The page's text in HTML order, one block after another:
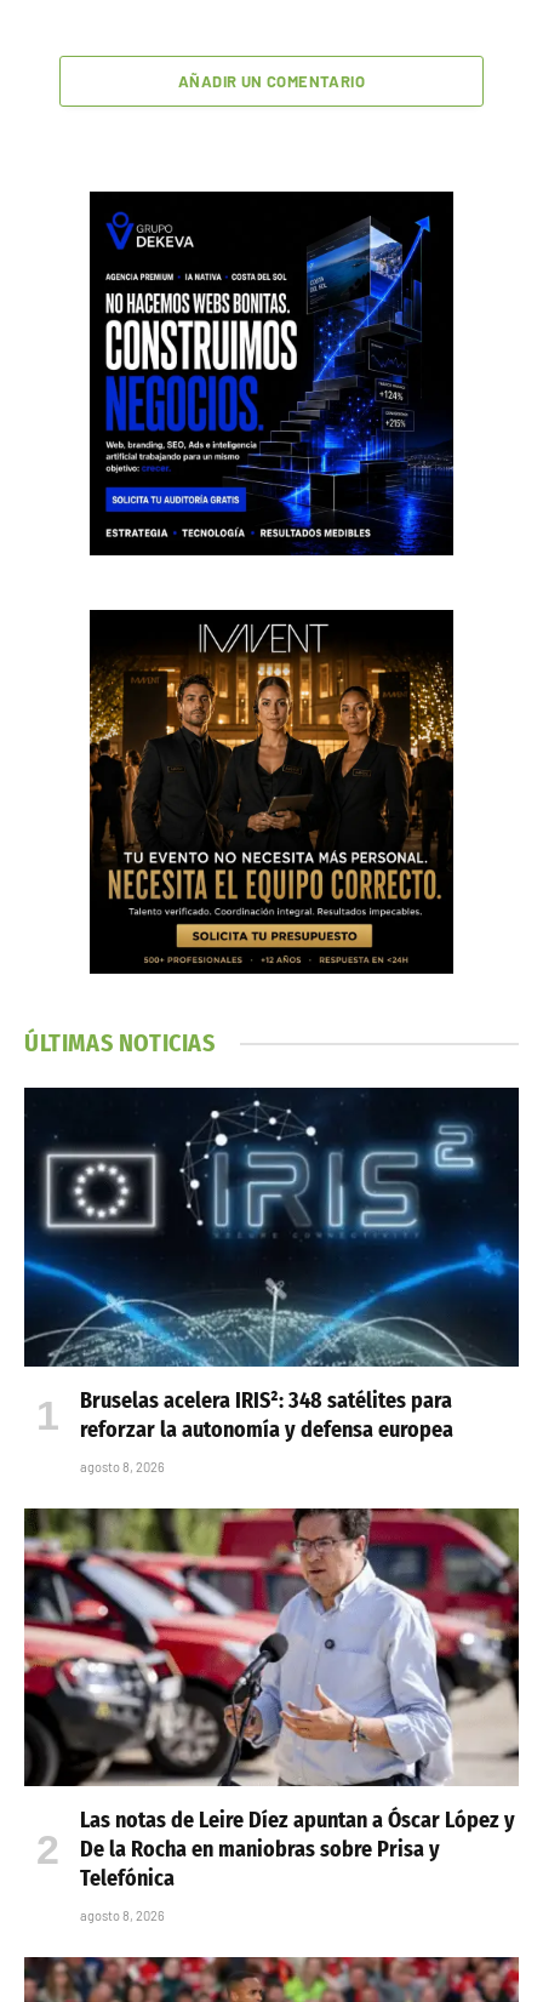
AÑADIR UN COMENTARIO
ÚLTIMAS NOTICIAS
Bruselas acelera IRIS²: 348 satélites para
reforzar la autonomía y defensa europea
agosto 8, 2026
Las notas de Leire Díez apuntan a Óscar López y
De la Rocha en maniobras sobre Prisa y
Telefónica
agosto 8, 2026